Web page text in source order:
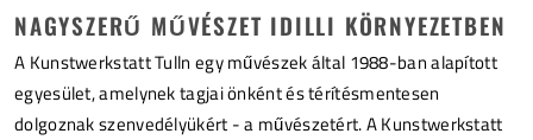
NAGYSZERŰ MŰVÉSZET IDILLI KÖRNYEZETBEN
A Kunstwerkstatt Tulln egy művészek által 1988-ban alapított
egyesület, amelynek tagjai önként és térítésmentesen
dolgoznak szenvedélyükért - a művészetért. A Kunstwerkstatt